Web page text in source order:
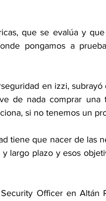
que se evalúa y
pongamos a
en izzi, subrayó
de nada comprar una
si no tenemos un
tiene que nacer de las
y largo plazo y esos
Officer en Altán